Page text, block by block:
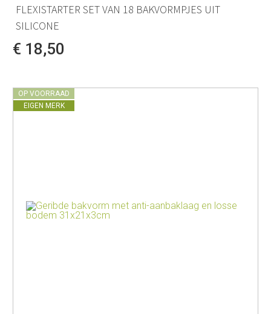
FLEXISTARTER SET VAN 18 BAKVORMPJES UIT
SILICONE
€ 18,50
OP VOORRAAD
EIGEN MERK